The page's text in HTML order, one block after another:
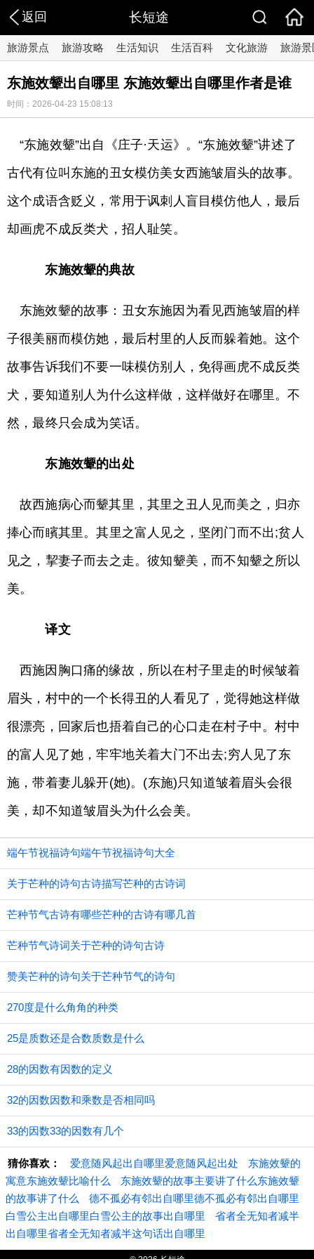
返回 长短途
旅游景点 旅游攻略 生活知识 生活百科 文化旅游 旅游景
东施效颦出自哪里 东施效颦出自哪里作者是谁
时间：2026-04-23 15:08:13
“东施效颦”出自《庄子·天运》。“东施效颦”讲述了
古代有位叫东施的丑女模仿美女西施皱眉头的故事。
这个成语含贬义，常用于讽刺人盲目模仿他人，最后
却画虎不成反类犬，招人耻笑。
东施效颦的典故
东施效颦的故事：丑女东施因为看见西施皱眉的样
子很美丽而模仿她，最后村里的人反而躲着她。这个
故事告诉我们不要一味模仿别人，免得画虎不成反类
犬，要知道别人为什么这样做，这样做好在哪里。不
然，最终只会成为笑话。
东施效颦的出处
故西施病心而颦其里，其里之丑人见而美之，归亦
捧心而矉其里。其里之富人见之，坚闭门而不出;贫人
见之，挈妻子而去之走。彼知颦美，而不知颦之所以
美。
译文
西施因胸口痛的缘故，所以在村子里走的时候皱着
眉头，村中的一个长得丑的人看见了，觉得她这样做
很漂亮，回家后也捂着自己的心口走在村子中。村中
的富人见了她，牢牢地关着大门不出去;穷人见了东
施，带着妻儿躲开(她)。(东施)只知道皱着眉头会很
美，却不知道皱眉头为什么会美。
端午节祝福诗句端午节祝福诗句大全
关于芒种的诗句古诗描写芒种的古诗词
芒种节气古诗有哪些芒种的古诗有哪几首
芒种节气诗词关于芒种的诗句古诗
赞美芒种的诗句关于芒种节气的诗句
270度是什么角角的种类
25是质数还是合数质数是什么
28的因数有因数的定义
32的因数因数和乘数是否相同吗
33的因数33的因数有几个
猜你喜欢： 爱意随风起出自哪里爱意随风起出处
东施效颦的
寓意东施效颦比喻什么
东施效颦的故事主要讲了什么东施效颦
的故事讲了什么
德不孤必有邻出自哪里德不孤必有邻出自哪里
白雪公主出自哪里白雪公主的故事出自哪里
省者全无知者减半
出自哪里省者全无知者减半这句话出自哪里